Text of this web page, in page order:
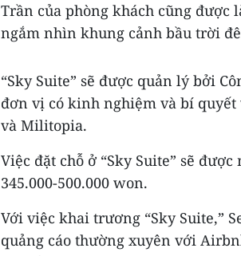
Trần của phòng khách cũng được
ngắm nhìn khung cảnh bầu trời
“Sky Suite” sẽ được quản lý bởi
đơn vị có kinh nghiệm và bí quyết
và Militopia.
Việc đặt chỗ ở “Sky Suite” sẽ
345.000-500.000 won.
Với việc khai trương “Sky Suite,”
quảng cáo thường xuyên với